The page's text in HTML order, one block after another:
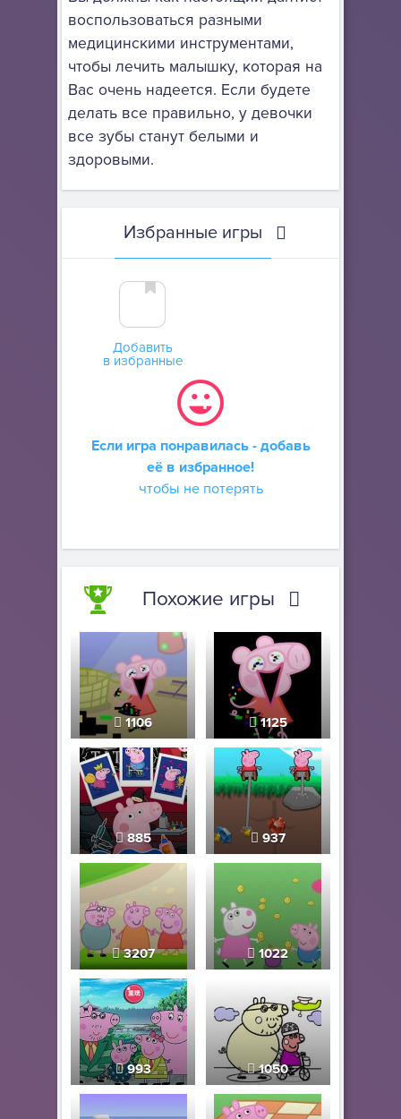
воспользоваться разными
медицинскими инструментами,
чтобы лечить малышку, которая на
Вас очень надеется. Если будете
делать все правильно, у девочки
все зубы станут белыми и
здоровыми.
Избранные игры
Добавить
в избранные
Если игра понравилась - добавь
её в избранное!
чтобы не потерять
Похожие игры
1106 1125
885 937
3207 1022
993 1050